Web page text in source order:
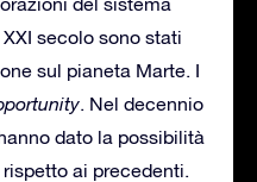
secolo sono stati
sul pianeta Marte. I
. Nel decennio
dato la possibilità
ai precedenti.